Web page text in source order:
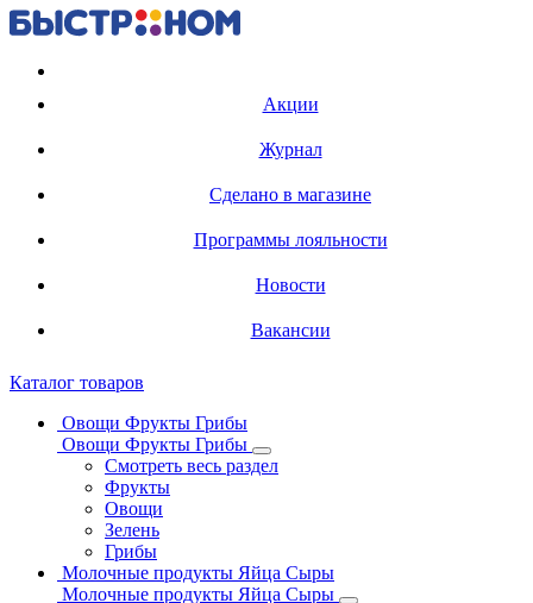
Акции
Журнал
Сделано в магазине
Программы лояльности
Новости
Вакансии
Каталог товаров
Овощи Фрукты Грибы
Овощи Фрукты Грибы
Смотреть весь раздел
Фрукты
Овощи
Зелень
Грибы
Молочные продукты Яйца Сыры
Молочные продукты Яйца Сыры